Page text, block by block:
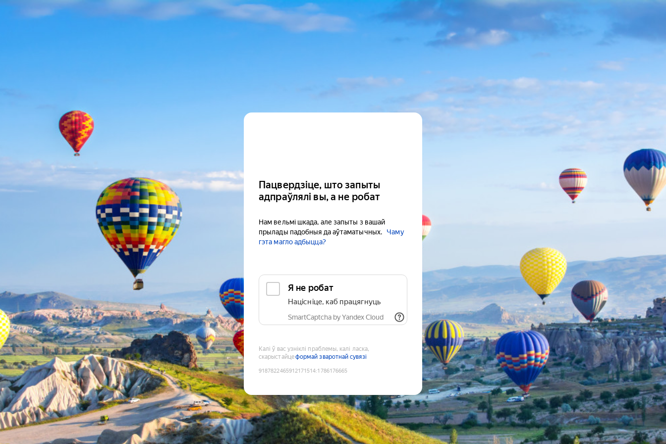
Пацвердзіце, што запыты
адпраўлялі вы, а не робат
Нам вельмі шкада, але запыты з вашай
прылады падобныя да аўтаматычных.
Чаму
гэта магло адбыцца?
Я не робат
Націсніце, каб працягнуць
SmartCaptcha by Yandex Cloud
Калі ў вас узніклі праблемы, калі ласка,
скарыстайцеформай зваротнай сувязі
9187822465912171514:1786176665